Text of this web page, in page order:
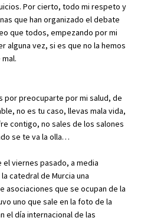
Por cierto, todo mi respeto y
que han organizado el debate
que todos, empezando por mi
alguna vez, si es que no la hemos
por preocuparte por mi salud, de
no es tu caso, llevas mala vida,
contigo, no sales de los salones
se te va la olla…
viernes pasado, a media
catedral de Murcia una
asociaciones que se ocupan de la
uno que sale en la foto de la
el día internacional de las